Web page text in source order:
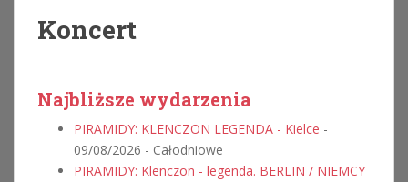
Koncert
Najbliższe wydarzenia
PIRAMIDY: KLENCZON LEGENDA - Kielce -
09/08/2026 - Całodniowe
PIRAMIDY: Klenczon - legenda. BERLIN / NIEMCY